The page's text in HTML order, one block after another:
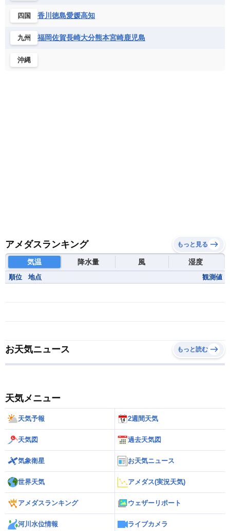
フランス領ギアナ
ベネズエラ
ベリーズ
ボリビア
メキシコ
チュニジア
ナミビア
ニジェール
ブルキナファソ
マダガスカル
四国 香川 徳島愛媛高知
九州 福岡佐賀長崎大分熊本宮崎鹿児島
沖縄
アメダスランキング もっと見る
気温 降水量 風 湿度
順位 地点 観測値
お天気ニュース もっと読む
天気メニュー
天気予報 2週間天気
天気図 過去天気図
気象衛星 お天気ニュース
世界天気 アメダス(実況天気)
アメダスランキング ウェザーリポート
河川水位情報 ライブカメラ